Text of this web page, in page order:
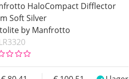
HaloCompact Difflector
Soft Silver
by Manfrotto